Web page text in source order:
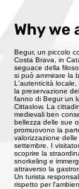
Why we
Begur, un piccolo
Costa Brava, in
seguace della
si può ammirare la
L'autenticità locale,
la preservazione
fanno di Begur un
Cittaslow. La
medievali ben
bellezza delle sue
promuovono la
valorizzazione
settembre. I
scoprire la
snorkeling e
attraverso la
Un turista
rispetto per